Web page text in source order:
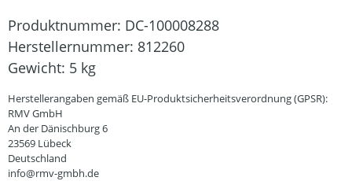
Produktnummer: DC-100008288
Herstellernummer: 812260
Gewicht: 5 kg
Herstellerangaben gemäß EU-Produktsicherheitsverordnung (GPSR):
RMV GmbH
An der Dänischburg 6
23569 Lübeck
Deutschland
info@rmv-gmbh.de